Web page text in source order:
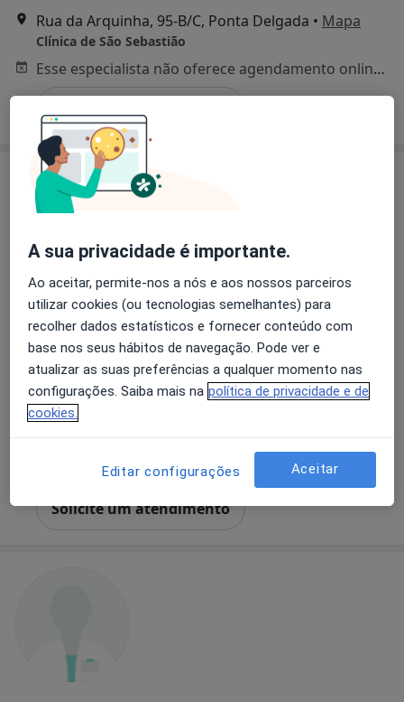
Rua da Arquinha, 95-B/C, Ponta Delgada • Mapa
Clínica de São Sebastião
Esse especialista não oferece agendamento online para esse endereço.
Dr. André de Campos Pinto
Avenida Dom João III, 26, r/c poente nascente, Ponta Delgada •Mapa
LALAR - Saúde e Aprendizagem
Solicite um atendimento
A sua privacidade é importante.
Ao aceitar, permite-nos a nós e aos nossos parceiros
utilizar cookies (ou tecnologias semelhantes) para
recolher dados estatísticos e fornecer conteúdo com
base nos seus hábitos de navegação. Pode ver e
atualizar as suas preferências a qualquer momento nas
configurações. Saiba mais na política de privacidade e de
cookies.
Editar configurações Aceitar